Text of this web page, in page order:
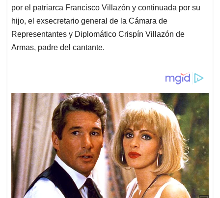
por el patriarca Francisco Villazón y continuada por su
hijo, el exsecretario general de la Cámara de
Representantes y Diplomático Crispín Villazón de
Armas, padre del cantante.